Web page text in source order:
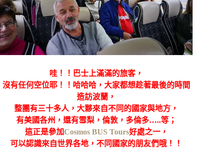
哇！！巴士上滿滿的旅客，
沒有任何空位耶！！哈哈哈，大家都想趁著最後的時間
造訪波蘭，
整團有三十多人，大夥來自不同的國家與地方，
有美國各州，還有雪梨，倫敦，多倫多…..等；
這正是參加Cosmos BUS Tours好處之一，
可以認識來自世界各地，不同國家的朋友們哦！！